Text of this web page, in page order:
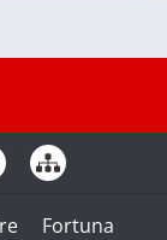
Fortuna